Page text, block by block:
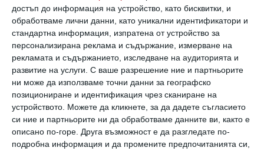
достъп до информация на устройство, като бисквитки, и
обработваме лични данни, като уникални идентификатори и
стандартна информация, изпратена от устройство за
персонализирана реклама и съдържание, измерване на
рекламата и съдържанието, изследване на аудиторията и
развитие на услуги. С ваше разрешение ние и партньорите
ни може да използваме точни данни за географско
позициониране и идентификация чрез сканиране на
устройството. Можете да кликнете, за да дадете съгласието
си ние и партньорите ни да обработваме данните ви, както е
описано по-горе. Друга възможност е да разгледате по-
подробна информация и да промените предпочитанията си,
общуването между децата, което може и да
е било прекъснато по време на ваканцията.
Бъдете организирани
Възползвайте се от дните преди старта на
училище, за да се подгответе по-спокойно за
пълната с ангажименти нова учебна година.